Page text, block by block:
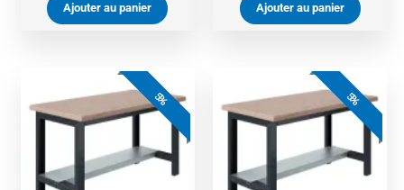
Ajouter au panier Ajouter au panier
5%
prix
initial
était :
206,00 €.
prix
actuel
196,00 €.
5%
prix
initial
était :
274,00 €.
prix
actuel
260,00 €.